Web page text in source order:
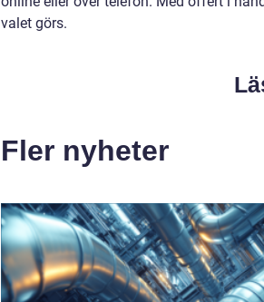
valet görs.
Fler nyheter